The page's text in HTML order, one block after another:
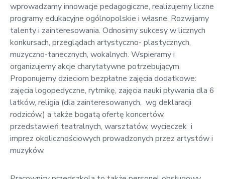
wprowadzamy innowacje pedagogiczne, realizujemy liczne
programy edukacyjne ogólnopolskie i własne. Rozwijamy
talenty i zainteresowania. Odnosimy sukcesy w licznych
konkursach, przeglądach artystyczno- plastycznych,
muzyczno-tanecznych, wokalnych. Wspieramy i
organizujemy akcje charytatywne potrzebującym.
Proponujemy dzieciom bezpłatne zajęcia dodatkowe:
zajęcia logopedyczne, rytmikę, zajęcia nauki pływania dla 6
latków, religia (dla zainteresowanych, wg deklaracji
rodziców,) a także bogatą ofertę koncertów,
przedstawień teatralnych, warsztatów, wycieczek i
imprez okolicznościowych prowadzonych przez artystów i
muzyków.